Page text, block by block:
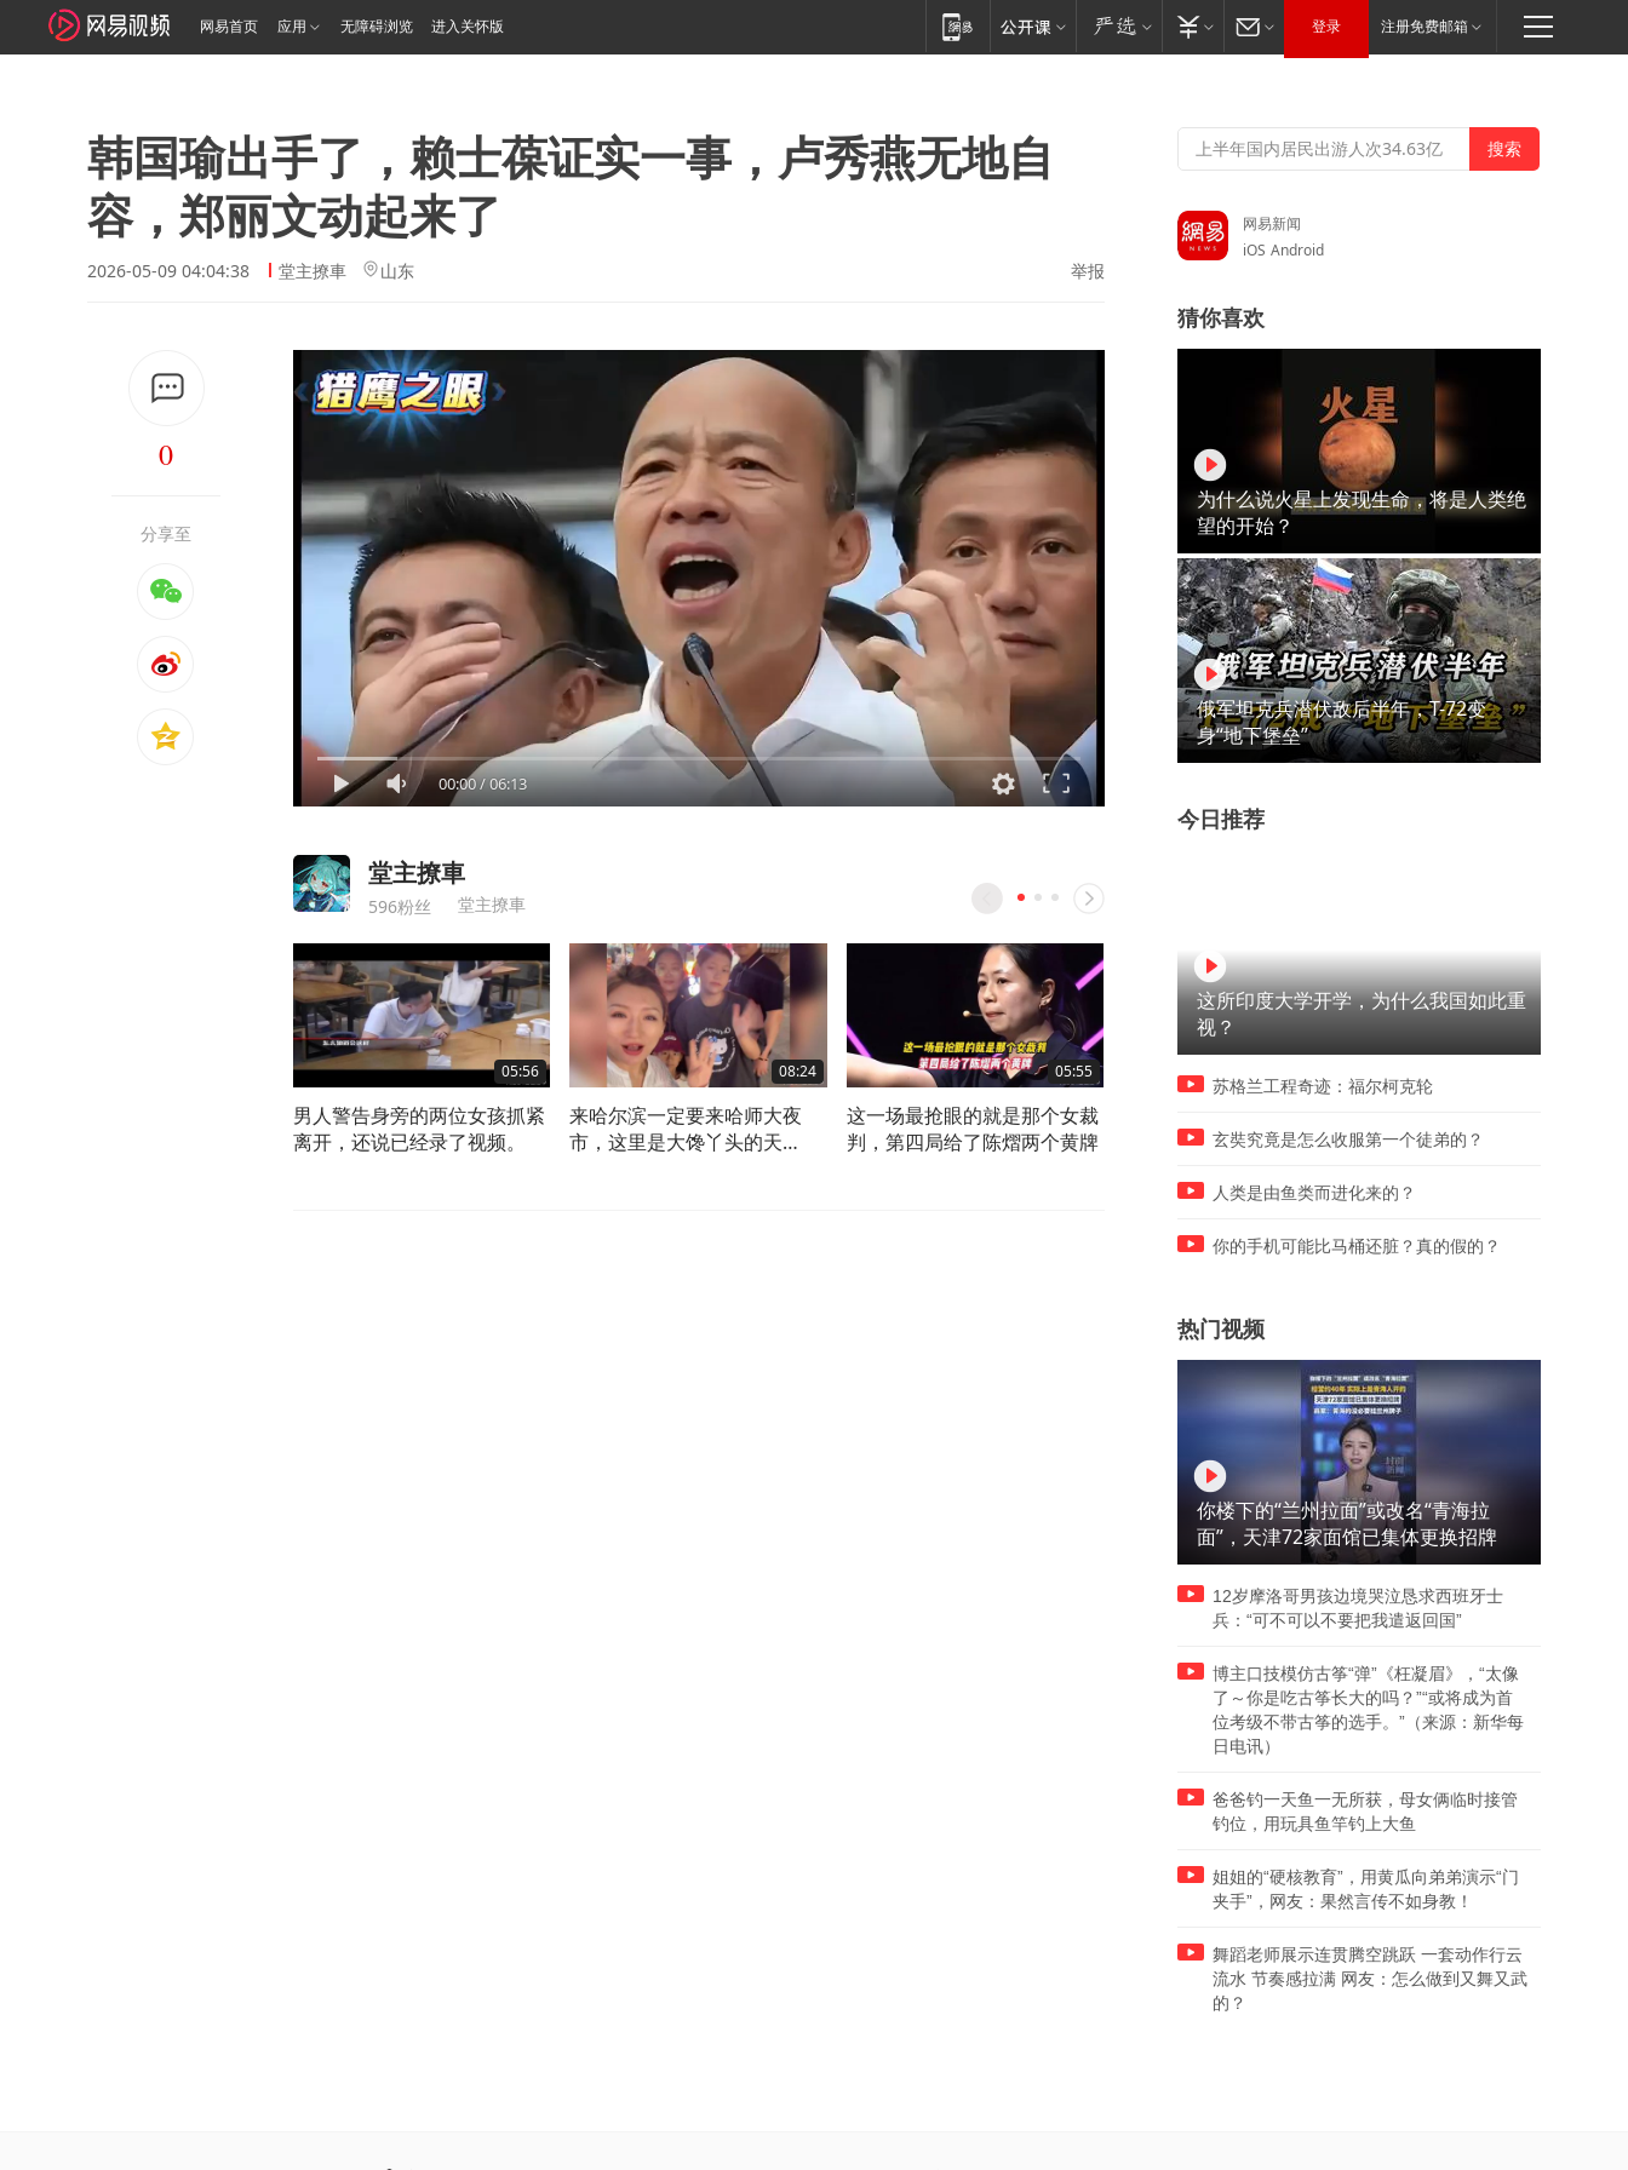
网易首页 应用 无障碍浏览 进入关怀版 登录 注册免费邮箱
韩国瑜出手了，赖士葆证实一事，卢秀燕无地自
容，郑丽文动起来了
2026-05-09 04:04:38 堂主撩車 山东 举报
0
分享至
00:00/06:13
堂主撩車
596粉丝 堂主撩車
05:56
男人警告身旁的两位女孩抓紧
离开，还说已经录了视频。
08:24
来哈尔滨一定要来哈师大夜
市，这里是大馋丫头的天
05:55
这一场最抢眼的就是那个女裁
判，第四局给了陈熠两个黄牌
的顺其自然，什么是真正的人
今怀孕进退两难，梦哥怒怼
网易新闻
iOS Android
猜你喜欢
为什么说火星上发现生命，将是人类绝
望的开始？
俄军坦克兵潜伏敌后半年，T-72变
身“地下堡垒”
今日推荐
这所印度大学开学，为什么我国如此重
视？
苏格兰工程奇迹：福尔柯克轮
玄奘究竟是怎么收服第一个徒弟的？
人类是由鱼类而进化来的？
你的手机可能比马桶还脏？真的假的？
热门视频
你楼下的“兰州拉面”或改名“青海拉
面”，天津72家面馆已集体更换招牌
12岁摩洛哥男孩边境哭泣恳求西班牙士
兵：“可不可以不要把我遣返回国”
博主口技模仿古筝“弹”《枉凝眉》，“太像
了～你是吃古筝长大的吗？”“或将成为首
位考级不带古筝的选手。”（来源：新华每
日电讯）
爸爸钓一天鱼一无所获，母女俩临时接管
钓位，用玩具鱼竿钓上大鱼
姐姐的“硬核教育”，用黄瓜向弟弟演示“门
夹手”，网友：果然言传不如身教！
舞蹈老师展示连贯腾空跳跃 一套动作行云
流水 节奏感拉满 网友：怎么做到又舞又武
的？